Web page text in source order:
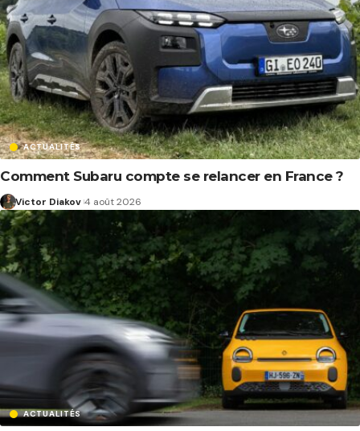
ACTUALITÉS
Comment Subaru compte se relancer en France ?
Victor Diakov 4 août 2026
ACTUALITÉS